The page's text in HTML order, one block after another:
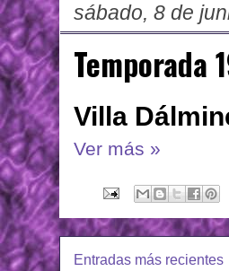
sábado, 8 de
Temporada
Villa
Ver más »
Entradas más recientes